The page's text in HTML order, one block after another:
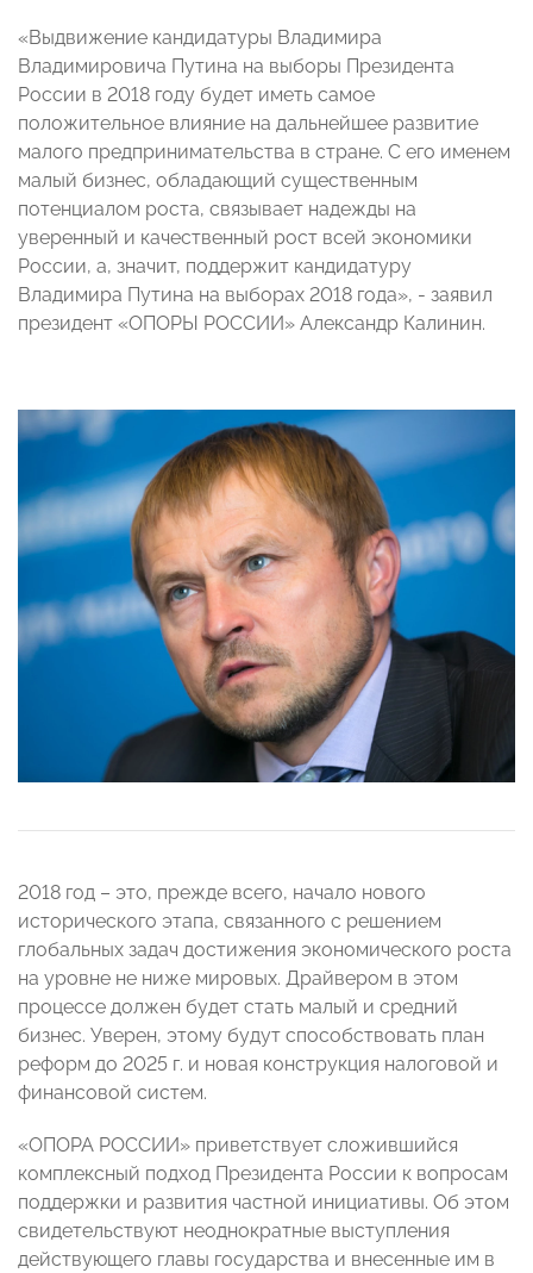
«Выдвижение кандидатуры Владимира
Владимировича Путина на выборы Президента
России в 2018 году будет иметь самое
положительное влияние на дальнейшее развитие
малого предпринимательства в стране. С его именем
малый бизнес, обладающий существенным
потенциалом роста, связывает надежды на
уверенный и качественный рост всей экономики
России, а, значит, поддержит кандидатуру
Владимира Путина на выборах 2018 года», - заявил
президент «ОПОРЫ РОССИИ» Александр Калинин.
2018 год – это, прежде всего, начало нового
исторического этапа, связанного с решением
глобальных задач достижения экономического роста
на уровне не ниже мировых. Драйвером в этом
процессе должен будет стать малый и средний
бизнес. Уверен, этому будут способствовать план
реформ до 2025 г. и новая конструкция налоговой и
финансовой систем.
«ОПОРА РОССИИ» приветствует сложившийся
комплексный подход Президента России к вопросам
поддержки и развития частной инициативы. Об этом
свидетельствуют неоднократные выступления
действующего главы государства и внесенные им в